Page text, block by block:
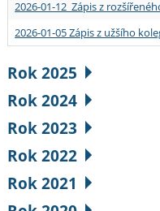
2026-01-12 Zápis z
2026-01-05 Zápis z užšího
Rok 2025
Rok 2024
Rok 2023
Rok 2022
Rok 2021